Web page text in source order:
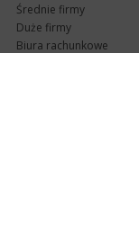
Średnie firmy
Duże firmy
Biura rachunkowe